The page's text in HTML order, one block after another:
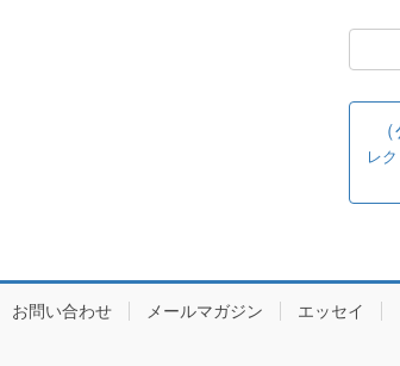
レ
お問い合わせ メールマガジン エッセイ